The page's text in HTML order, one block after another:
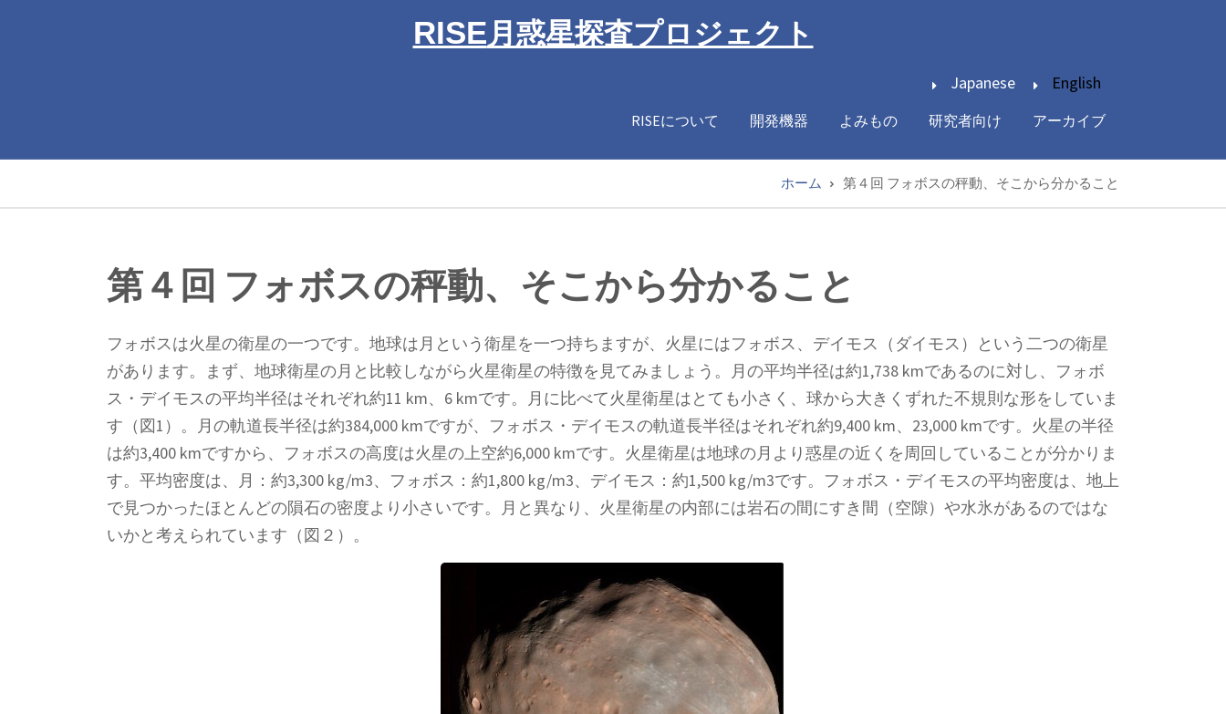
ン
に
RISE月惑星探査プロジェクト
Japanese English
RISEについて 開発機器 よみもの 研究者向け アーカイブ
パ
ホーム 第４回 フォボスの秤動、そこから分かること
第４回 フォボスの秤動、そこから分かること
フォボスは火星の衛星の一つです。地球は月という衛星を一つ持ちますが、火星にはフォボス、デイモス（ダイモス）という二つの衛星
があります。まず、地球衛星の月と比較しながら火星衛星の特徴を見てみましょう。月の平均半径は約1,738 kmであるのに対し、フォボ
ス・デイモスの平均半径はそれぞれ約11 km、6 kmです。月に比べて火星衛星はとても小さく、球から大きくずれた不規則な形をしていま
す（図1）。月の軌道長半径は約384,000 kmですが、フォボス・デイモスの軌道長半径はそれぞれ約9,400 km、23,000 kmです。火星の半径
は約3,400 kmですから、フォボスの高度は火星の上空約6,000 kmです。火星衛星は地球の月より惑星の近くを周回していることが分かりま
す。平均密度は、月：約3,300 kg/m3、フォボス：約1,800 kg/m3、デイモス：約1,500 kg/m3です。フォボス・デイモスの平均密度は、地上
で見つかったほとんどの隕石の密度より小さいです。月と異なり、火星衛星の内部には岩石の間にすき間（空隙）や水氷があるのではな
いかと考えられています（図２）。